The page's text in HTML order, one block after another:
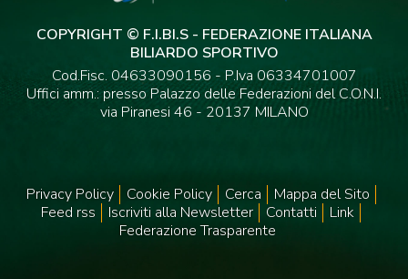
COPYRIGHT © F.I.BI.S - FEDERAZIONE ITALIANA
BILIARDO SPORTIVO
Cod.Fisc. 04633090156 - P.Iva 06334701007
Uffici amm.: presso Palazzo delle Federazioni del C.O.N.I.
via Piranesi 46 - 20137 MILANO
Privacy Policy Cookie Policy Cerca
Mappa del Sito
Feed rss
Iscriviti alla Newsletter Contatti
Link
Federazione Trasparente